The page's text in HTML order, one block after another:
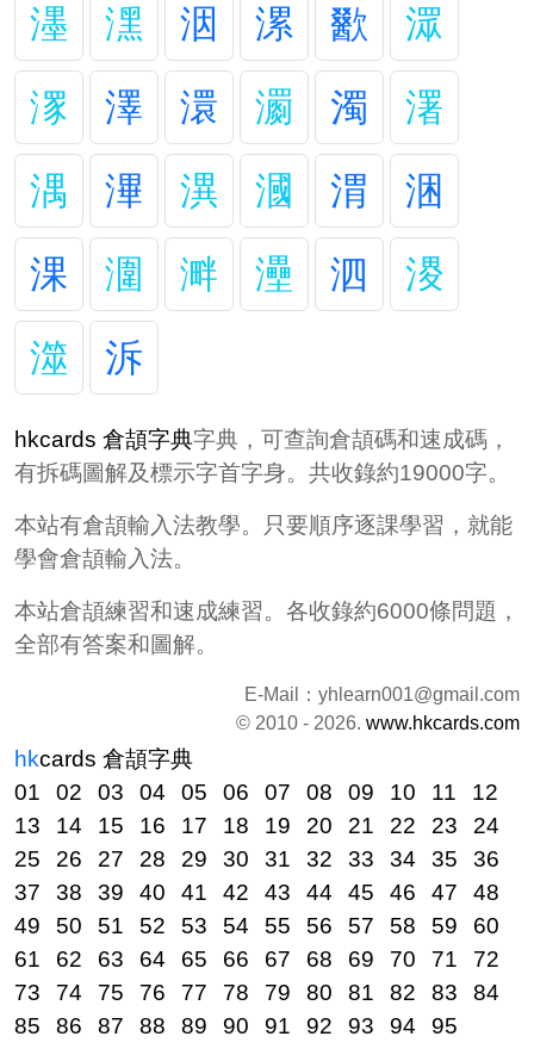
濹
潶 洇 漯 歠
潀
潈
澤 澴 瀱 濁
濖
湡
滭 潩 漍 渭
涃
淉
潿 溿 灅 泗
溭
澨
泝
hkcards 倉頡字典字典，可查詢倉頡碼和速成碼，
有拆碼圖解及標示字首字身。共收錄約19000字。
本站有倉頡輸入法教學。只要順序逐課學習，就能
學會倉頡輸入法。
本站倉頡練習和速成練習。各收錄約6000條問題，
全部有答案和圖解。
E-Mail： yhlearn001@gmail.com
© 2010 - 2026. www.hkcards.com
hkcards 倉頡字典
01
02 03 04 05 06 07 08 09 10 11
12
13
14 15 16 17 18 19 20 21 22 23
24
25
26 27 28 29 30 31 32 33 34 35
36
37
38 39 40 41 42 43 44 45 46 47
48
49
50 51 52 53 54 55 56 57 58 59
60
61
62 63 64 65 66 67 68 69 70 71
72
73
74 75 76 77 78 79 80 81 82 83
84
85
86 87 88 89 90 91 92 93 94 95